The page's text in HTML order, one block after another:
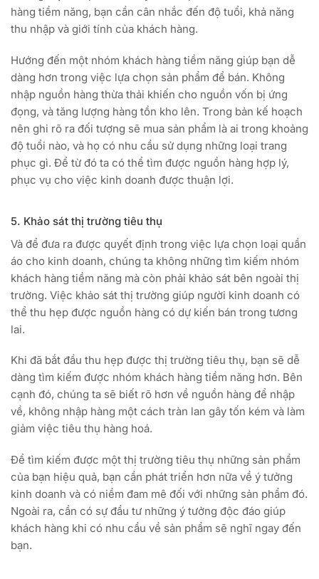
hàng tiềm năng, bạn cần cân nhắc đến độ tuổi, khả năng
thu nhập và giới tính của khách hàng.
Hướng đến một nhóm khách hàng tiềm năng giúp bạn dễ
dàng hơn trong việc lựa chọn sản phẩm để bán. Không
nhập nguồn hàng thừa thải khiến cho nguồn vốn bị ứng
đọng, và tăng lượng hàng tồn kho lên. Trong bản kế hoạch
nên ghi rõ ra đối tượng sẽ mua sản phẩm là ai trong khoảng
độ tuổi nào, và họ có nhu cầu sử dụng những loại trang
phục gì. Để từ đó ta có thể tìm được nguồn hàng hợp lý,
phục vụ cho việc kinh doanh được thuận lợi.
5. Khảo sát thị trường tiêu thụ
Và để đưa ra được quyết định trong việc lựa chọn loại quần
áo cho kinh doanh, chúng ta không những tìm kiếm nhóm
khách hàng tiềm năng mà còn phải khảo sát bên ngoài thị
trường. Việc khảo sát thị trường giúp người kinh doanh có
thể thu hẹp được nguồn hàng có dự kiến bán trong tương
lai.
Khi đã bắt đầu thu hẹp được thị trường tiêu thụ, bạn sẽ dễ
dàng tìm kiếm được nhóm khách hàng tiềm năng hơn. Bên
cạnh đó, chúng ta sẽ biết rõ hơn về nguồn hàng để nhập
về, không nhập hàng một cách tràn lan gây tốn kém và làm
giảm việc tiêu thụ hàng hoá.
Để tìm kiếm được một thị trường tiêu thụ những sản phẩm
của bạn hiệu quả, bạn cần phát triển hơn nữa về ý tưởng
kinh doanh và có niềm đam mê đối với những sản phẩm đó.
Ngoài ra, cần có sự đầu tư những ý tưởng độc đáo giúp
khách hàng khi có nhu cầu về sản phẩm sẽ nghĩ ngay đến
bạn.